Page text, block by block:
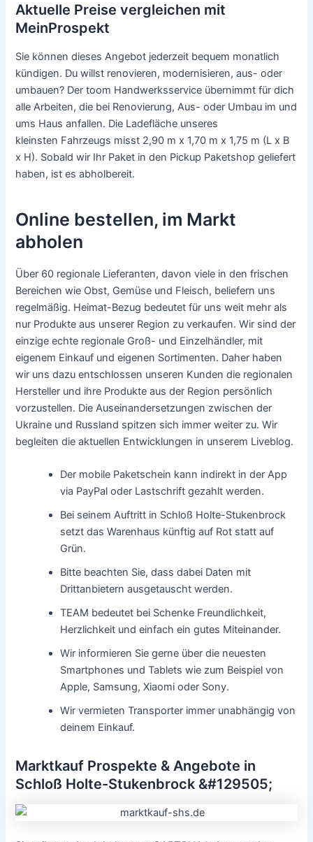
Aktuelle Preise vergleichen mit
MeinProspekt
Sie können dieses Angebot jederzeit bequem monatlich
kündigen. Du willst renovieren, modernisieren, aus- oder
umbauen? Der toom Handwerksservice übernimmt für dich
alle Arbeiten, die bei Renovierung, Aus- oder Umbau im und
ums Haus anfallen. Die Ladefläche unseres
kleinsten Fahrzeugs misst 2,90 m x 1,70 m x 1,75 m (L x B
x H). Sobald wir Ihr Paket in den Pickup Paketshop geliefert
haben, ist es abholbereit.
Online bestellen, im Markt
abholen
Über 60 regionale Lieferanten, davon viele in den frischen
Bereichen wie Obst, Gemüse und Fleisch, beliefern uns
regelmäßig. Heimat-Bezug bedeutet für uns weit mehr als
nur Produkte aus unserer Region zu verkaufen. Wir sind der
einzige echte regionale Groß- und Einzelhändler, mit
eigenem Einkauf und eigenen Sortimenten. Daher haben
wir uns dazu entschlossen unseren Kunden die regionalen
Hersteller und ihre Produkte aus der Region persönlich
vorzustellen. Die Auseinandersetzungen zwischen der
Ukraine und Russland spitzen sich immer weiter zu. Wir
begleiten die aktuellen Entwicklungen in unserem Liveblog.
Der mobile Paketschein kann indirekt in der App
via PayPal oder Lastschrift gezahlt werden.
Bei seinem Auftritt in Schloß Holte-Stukenbrock
setzt das Warenhaus künftig auf Rot statt auf
Grün.
Bitte beachten Sie, dass dabei Daten mit
Drittanbietern ausgetauscht werden.
TEAM bedeutet bei Schenke Freundlichkeit,
Herzlichkeit und einfach ein gutes Miteinander.
Wir informieren Sie gerne über die neuesten
Smartphones und Tablets wie zum Beispiel von
Apple, Samsung, Xiaomi oder Sony.
Wir vermieten Transporter immer unabhängig von
deinem Einkauf.
Marktkauf Prospekte & Angebote in
Schloß Holte-Stukenbrock &#129505;